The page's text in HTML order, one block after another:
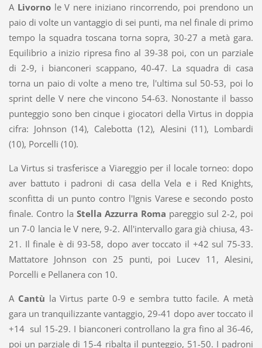
A Livornole V nere iniziano rincorrendo, poi prendono un
paio di volte un vantaggio di sei punti, ma nel finale di primo
tempo la squadra toscana torna sopra, 30-27 a metà gara.
Equilibrio a inizio ripresa fino al 39-38 poi, con un parziale
di 2-9, i bianconeri scappano, 40-47. La squadra di casa
torna un paio di volte a meno tre, l'ultima sul 50-53, poi lo
sprint delle V nere che vincono 54-63. Nonostante il basso
punteggio sono ben cinque i giocatori della Virtus in doppia
cifra: Johnson (14), Calebotta (12), Alesini (11), Lombardi
(10), Porcelli (10).
La Virtus si trasferisce a Viareggio per il locale torneo: dopo
aver battuto i padroni di casa della Vela e i Red Knights,
sconfitta di un punto contro l'Ignis Varese e secondo posto
finale. Contro la Stella Azzurra Roma pareggio sul 2-2, poi
un 7-0 lancia le V nere, 9-2. All'intervallo gara già chiusa, 43-
21. Il finale è di 93-58, dopo aver toccato il +42 sul 75-33.
Mattatore Johnson con 25 punti, poi Lucev 11, Alesini,
Porcelli e Pellanera con 10.
A Cantù la Virtus parte 0-9 e sembra tutto facile. A metà
gara un tranquilizzante vantaggio, 29-41 dopo aver toccato il
+14 sul 15-29. I bianconeri controllano la gra fino al 36-46,
poi un parziale di 15-4 ribalta il punteggio, 51-50. I padroni